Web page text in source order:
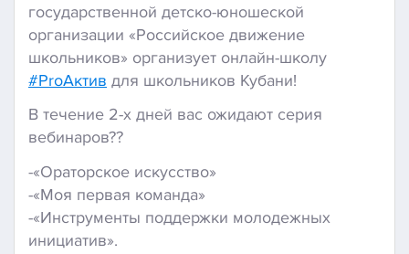
государственной детско-юношеской
организации «Российское движение
школьников» организует онлайн-школу
#ProАктив для школьников Кубани!
В течение 2-х дней вас ожидают серия
вебинаров??
-«Ораторское искусство»
-«Моя первая команда»
-«Инструменты поддержки молодежных
инициатив».